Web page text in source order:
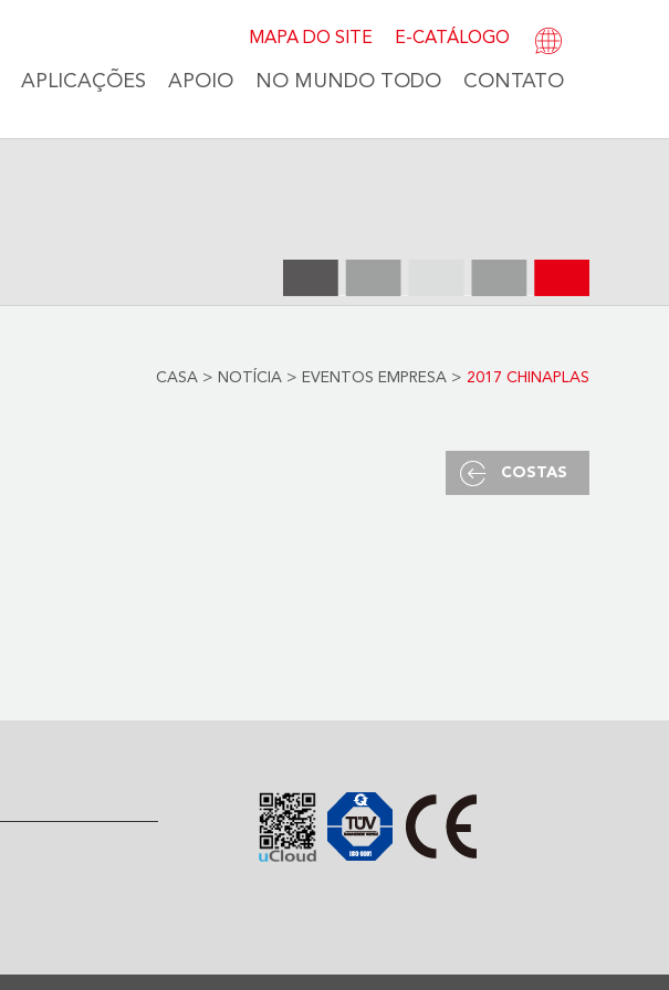
MAPA DO SITE E-CATÁLOGO
APLICAÇÕES APOIO NO MUNDO TODO CONTATO
CASA > NOTÍCIA > EVENTOS EMPRESA > 2017 CHINAPLAS
COSTAS